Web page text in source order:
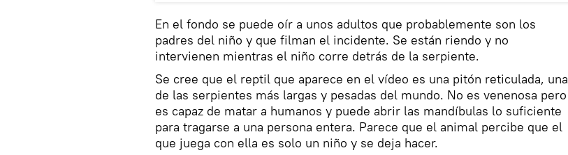
En el fondo se puede oír a unos adultos que probablemente son los
padres del niño y que filman el incidente. Se están riendo y no
intervienen mientras el niño corre detrás de la serpiente.
Se cree que el reptil que aparece en el vídeo es una pitón reticulada, una
de las serpientes más largas y pesadas del mundo. No es venenosa pero
es capaz de matar a humanos y puede abrir las mandíbulas lo suficiente
para tragarse a una persona entera. Parece que el animal percibe que el
que juega con ella es solo un niño y se deja hacer.